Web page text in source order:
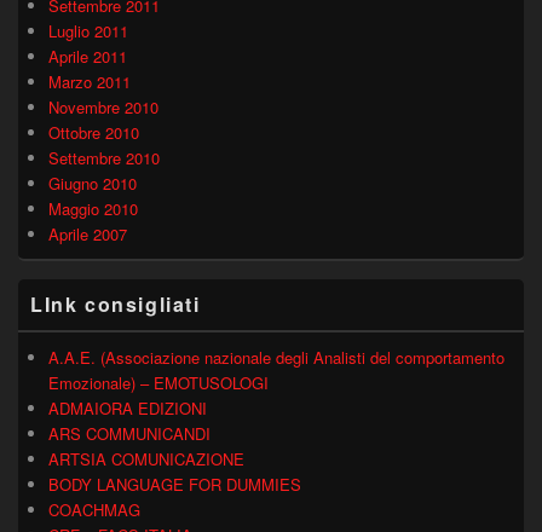
Settembre 2011
Luglio 2011
Aprile 2011
Marzo 2011
Novembre 2010
Ottobre 2010
Settembre 2010
Giugno 2010
Maggio 2010
Aprile 2007
LInk consigliati
A.A.E. (Associazione nazionale degli Analisti del comportamento
Emozionale) – EMOTUSOLOGI
ADMAIORA EDIZIONI
ARS COMMUNICANDI
ARTSIA COMUNICAZIONE
BODY LANGUAGE FOR DUMMIES
COACHMAG